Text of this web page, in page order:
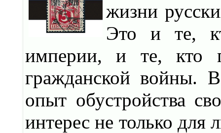
жизни
Это и те,
империи, и те, кто
гражданской войны.
опыт обустройства
интерес не только